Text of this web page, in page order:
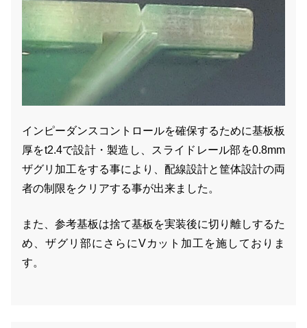
インピーダンスコントロールを確保するために基板板
厚をt2.4で設計・製造し、スライドレール部を0.8mm
ザグリ加工をする事により、配線設計と筐体設計の両
者の制限をクリアする事が出来ました。
また、参考基板は捨て基板を実装後に切り離しするた
め、ザグリ部にさらにVカット加工を施しておりま
す。